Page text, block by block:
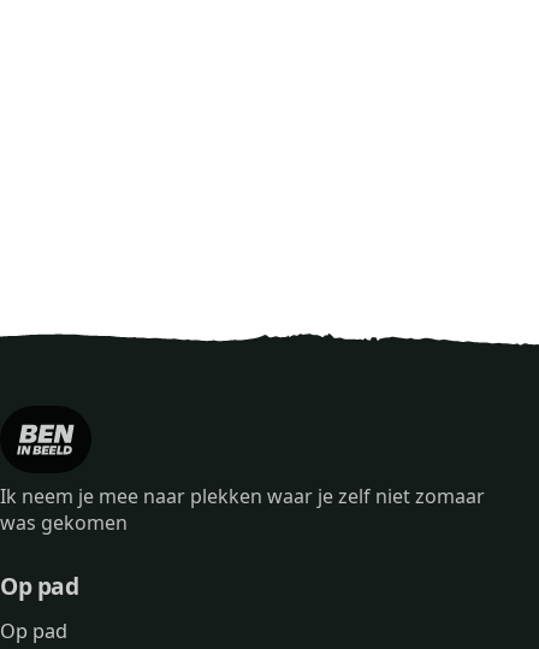
Ik neem je mee naar plekken waar je zelf niet zomaar
was gekomen
Op pad
Op pad